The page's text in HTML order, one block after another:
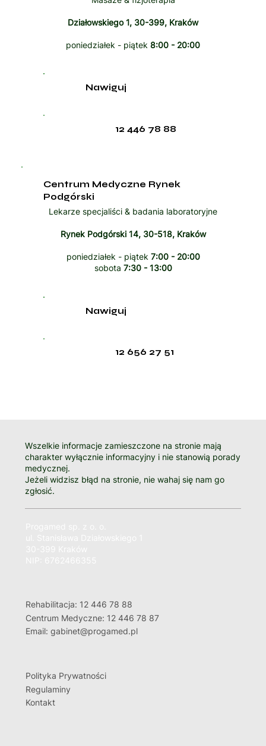
Działowskiego 1, 30-399, Kraków
poniedziałek - piątek 8:00 - 20:00
12 446 78 88
Nawiguj
Centrum Medyczne Rynek
Podgórski
Lekarze specjaliści & badania laboratoryjne
Rynek Podgórski 14, 30-518, Kraków
poniedziałek - piątek 7:00 - 20:00
sobota 7:30 - 13:00
12 656 27 51
Nawiguj
Wszelkie informacje zamieszczone na stronie mają
charakter wyłącznie informacyjny i nie stanowią porady
medycznej.
Jeżeli widzisz błąd na stronie, nie wahaj się nam go
zgłosić.
Rehabilitacja: 12 446 78 88
Centrum Medyczne: 12 446 78 87
Email: gabinet@progamed.pl
Polityka Prywatności
Regulaminy
Kontakt